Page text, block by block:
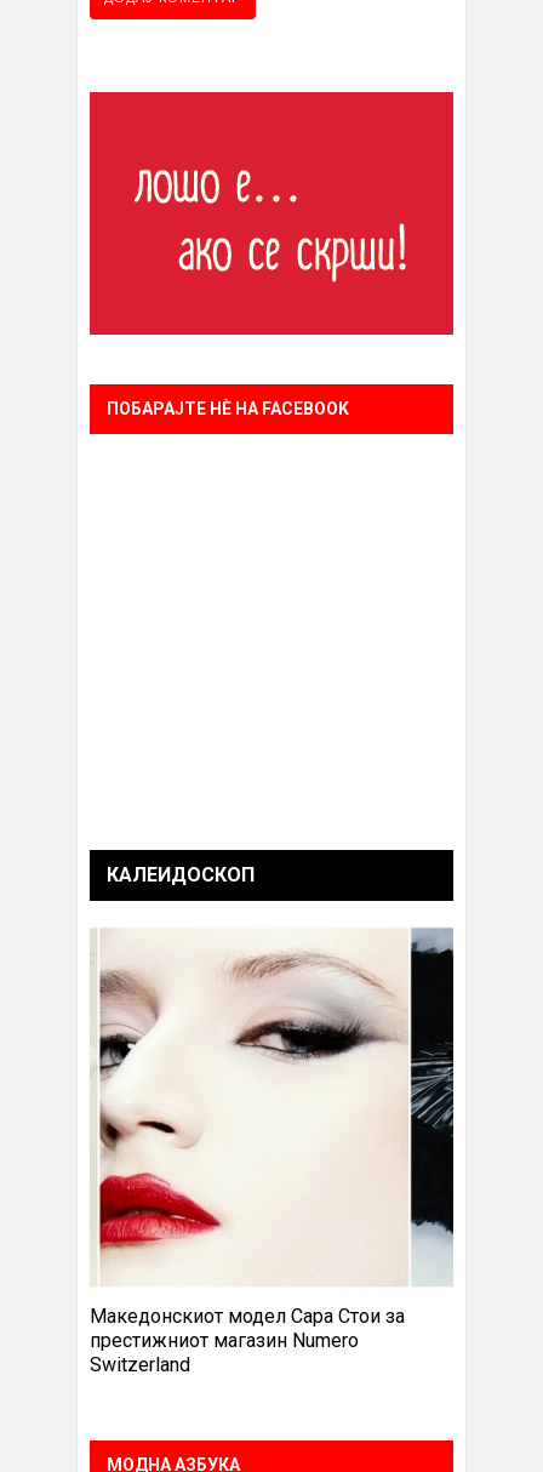
ПОБАРАЈТЕ НÈ НА FACEBOOK
КАЛЕИДОСКОП
Македонскиот модел Сара Стои за
престижниот магазин Numero
Switzerland
МОДНА АЗБУКА